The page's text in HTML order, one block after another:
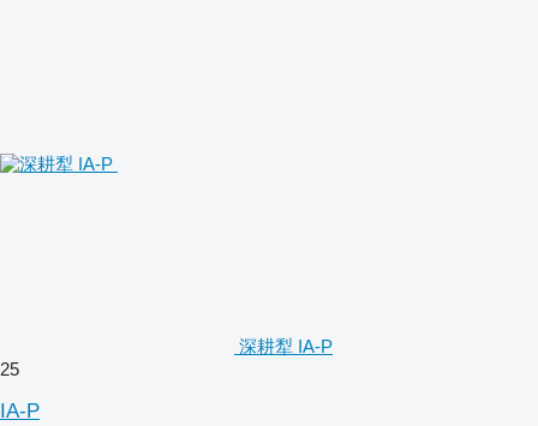
深耕犁 IA-P
25
IA-P